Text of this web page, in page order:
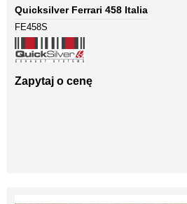
Quicksilver Ferrari 458 Italia
FE458S
Zapytaj o cenę